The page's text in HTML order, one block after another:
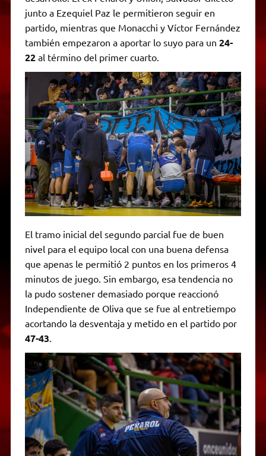
junto a Ezequiel Paz le permitieron seguir en
partido, mientras que Monacchi y Víctor Fernández
también empezaron a aportar lo suyo para un 24-
22al término del primer cuarto.
El tramo inicial del segundo parcial fue de buen
nivel para el equipo local con una buena defensa
que apenas le permitió 2 puntos en los primeros 4
minutos de juego. Sin embargo, esa tendencia no
la pudo sostener demasiado porque reaccionó
Independiente de Oliva que se fue al entretiempo
acortando la desventaja y metido en el partido por
47-43.